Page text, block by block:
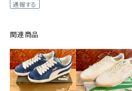
通報する
関連商品